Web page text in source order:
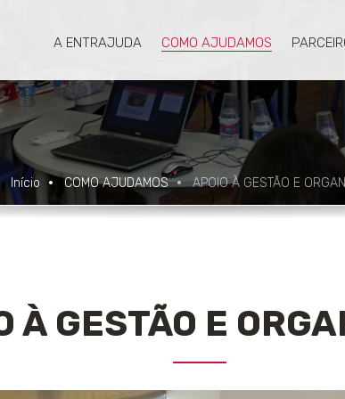
A ENTRAJUDA COMO AJUDAMOS
Início COMO AJUDAMOS APOIO À GESTÃO E
À GESTÃO E